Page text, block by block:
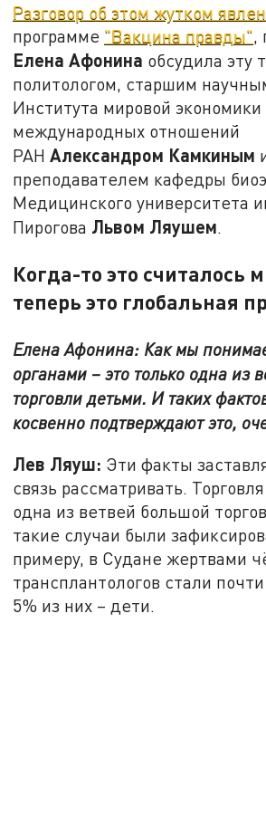
Разговор об этом жутком
программе "Вакцина правды"
Елена Афонина обсудила эту
политологом, старшим
Института мировой экономики
международных отношений
РАН Александром Камкиным
преподавателем кафедры
Медицинского университета
Пирогова Львом Ляушем
Когда-то это считалось
теперь это глобальная
Елена Афонина: Как мы
органами – это только одна из
торговли детьми. И таких
косвенно подтверждают это,
Лев Ляуш: Эти факты
связь рассматривать.
одна из ветвей большой
такие случаи были
примеру, в Судане жертвами
трансплантологов стали
5% из них – дети.